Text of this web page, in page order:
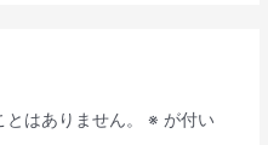
はありません。 ※ が付い